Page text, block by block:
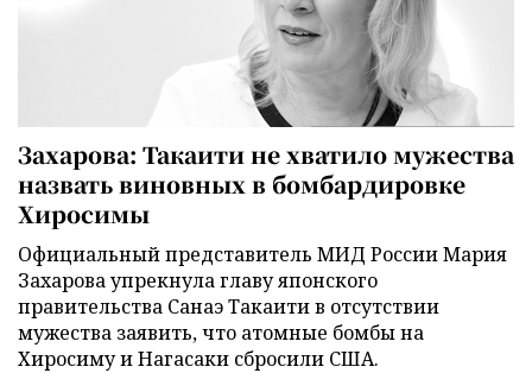
Захарова: Такаити не хватило мужества
назвать виновных в бомбардировке
Хиросимы
Официальный представитель МИД России Мария
Захарова упрекнула главу японского
правительства Санаэ Такаити в отсутствии
мужества заявить, что атомные бомбы на
Хиросиму и Нагасаки сбросили США.